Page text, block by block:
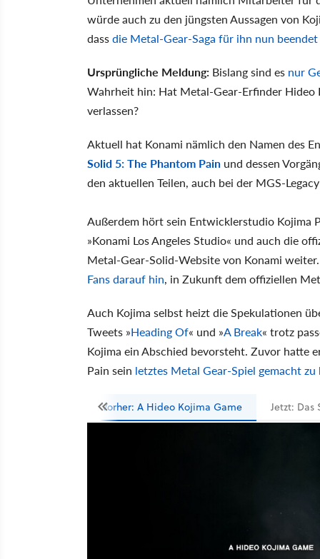
würde auch zu den jüngsten Aussagen von
dassdie Metal-Gear-Saga für ihn nun beendet
Ursprüngliche Meldung: Bislang sind es nur
Wahrheit hin: Hat Metal-Gear-Erfinder
verlassen?
Aktuell hat Konami nämlich den Namen des
Solid 5: The Phantom Pain und dessen
den aktuellen Teilen, auch bei der MGS-
Außerdem hört sein Entwicklerstudio Kojima
»Konami Los Angeles Studio« und auch die
Metal-Gear-Solid-Website von Konami
Fans darauf hin, in Zukunft dem offiziellen
Auch Kojima selbst heizt die Spekulationen
Tweets »Heading Of« und »A Break« trotz
Kojima ein Abschied bevorsteht. Zuvor hatte
Pain sein letztes Metal Gear-Spiel gemacht zu
Vorher: A Hideo Kojima Game Jetzt: Das